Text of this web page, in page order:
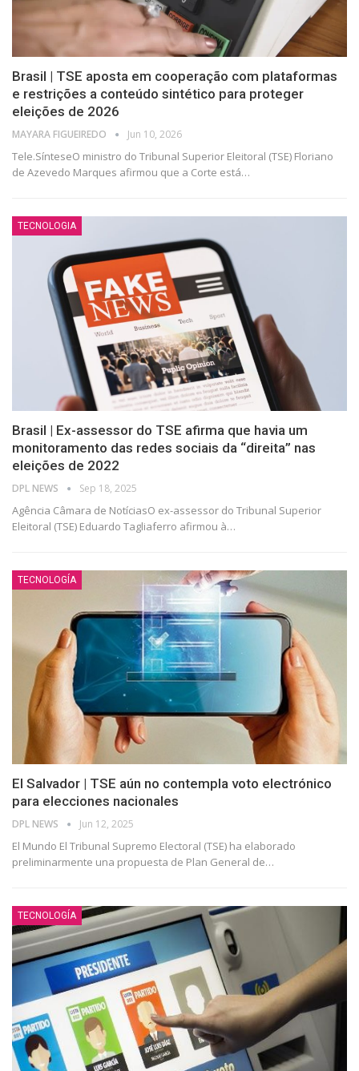
Brasil | TSE aposta em cooperação com plataformas
e restrições a conteúdo sintético para proteger
eleições de 2026
⁨MAYARA FIGUEIREDO Jun 10, 2026
Tele.SínteseO ministro do Tribunal Superior Eleitoral (TSE) Floriano
de Azevedo Marques afirmou que a Corte está…
TECNOLOGIA
Brasil | Ex-assessor do TSE afirma que havia um
monitoramento das redes sociais da “direita” nas
eleições de 2022
DPL NEWS Sep 18, 2025
Agência Câmara de NotíciasO ex-assessor do Tribunal Superior
Eleitoral (TSE) Eduardo Tagliaferro afirmou à…
TECNOLOGÍA
El Salvador | TSE aún no contempla voto electrónico
para elecciones nacionales
DPL NEWS Jun 12, 2025
El Mundo El Tribunal Supremo Electoral (TSE) ha elaborado
preliminarmente una propuesta de Plan General de…
TECNOLOGÍA